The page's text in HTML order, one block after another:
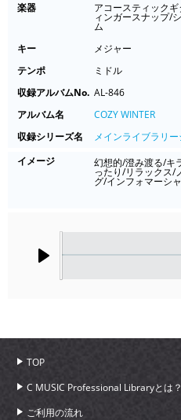
楽器
アコースティック
ィンガースナップ/
ム
キー
メジャー
テンポ
ミドル
収録アルバムNo. AL-846
アルバム名
COZY WINTER
収録シリーズ名
メインライブラリー
イメージ
幻想的/澄み渡る/キ
ったり/リラックス/
グ/インフォマーシ
TOP
C MUSIC Professional Libraryとは？
ご利用の流れ